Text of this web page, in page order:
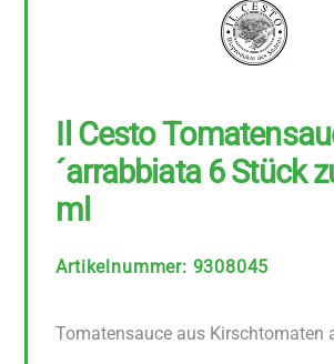
Il Cesto
´arrabbiata 6 Stück
ml
Artikelnummer: 9308045
Tomatensauce aus Kirschtomaten